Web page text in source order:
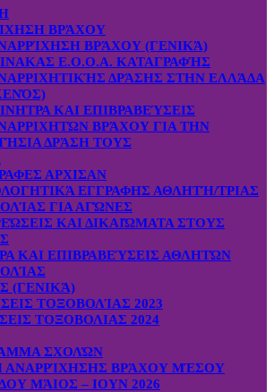
ΒΡΆΧΟΥ
ΒΡΆΧΟΥ (ΓΕΝΙΚΆ)
Ε.Ο.Ο.Α. ΚΑΤΑΓΡΑΦΉΣ
ΔΡΆΣΗΣ ΣΤΗΝ ΕΛΛΆΔΑ
ΚΑΙ ΕΠΙΒΡΑΒΕΎΣΕΙΣ
ΒΡΆΧΟΥ ΓΙΑ ΤΗΝ
ΔΡΆΣΗ ΤΟΥΣ
ΑΡΧΙΣΑΝ
ΕΓΓΡΑΦΗΣ ΑΘΛΗΤΉ/ΤΡΙΑΣ
ΓΙΑ ΑΓΏΝΕΣ
ΚΑΙ ΔΙΚΑΙΏΜΑΤΑ ΣΤΟΥΣ
ΚΑΙ ΕΠΙΒΡΑΒΕΎΣΕΙΣ ΑΘΛΗΤΏΝ
(ΓΕΝΙΚΆ)
ΤΟΞΟΒΟΛΊΑΣ 2023
ΤΟΞΟΒΟΛΙΑΣ 2024
ΣΧΟΛΏΝ
ΑΝΑΡΡΊΧΗΣΗΣ ΒΡΆΧΟΥ ΜΈΣΟΥ
ΜΆΙΟΣ – ΙΟΥΝ 2026